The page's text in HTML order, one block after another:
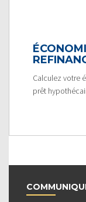
Calculez votre
prêt